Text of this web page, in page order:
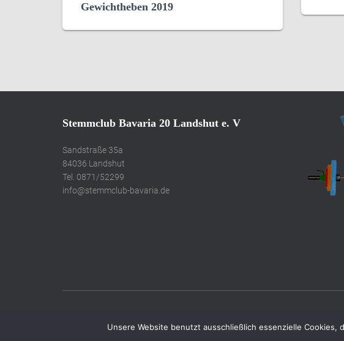
Gewichtheben 2019
Stemmclub Bavaria 20 Landshut e. V
Sandstraße 35a
84036 Landshut
Tel. 0871/52299
info@stemmclub-bavaria.de
Unsere Website benutzt ausschließlich essenzielle